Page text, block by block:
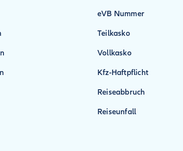
eVB Nummer
Teilkasko
Vollkasko
Kfz-Haftpflicht
Reiseabbruch
Reiseunfall